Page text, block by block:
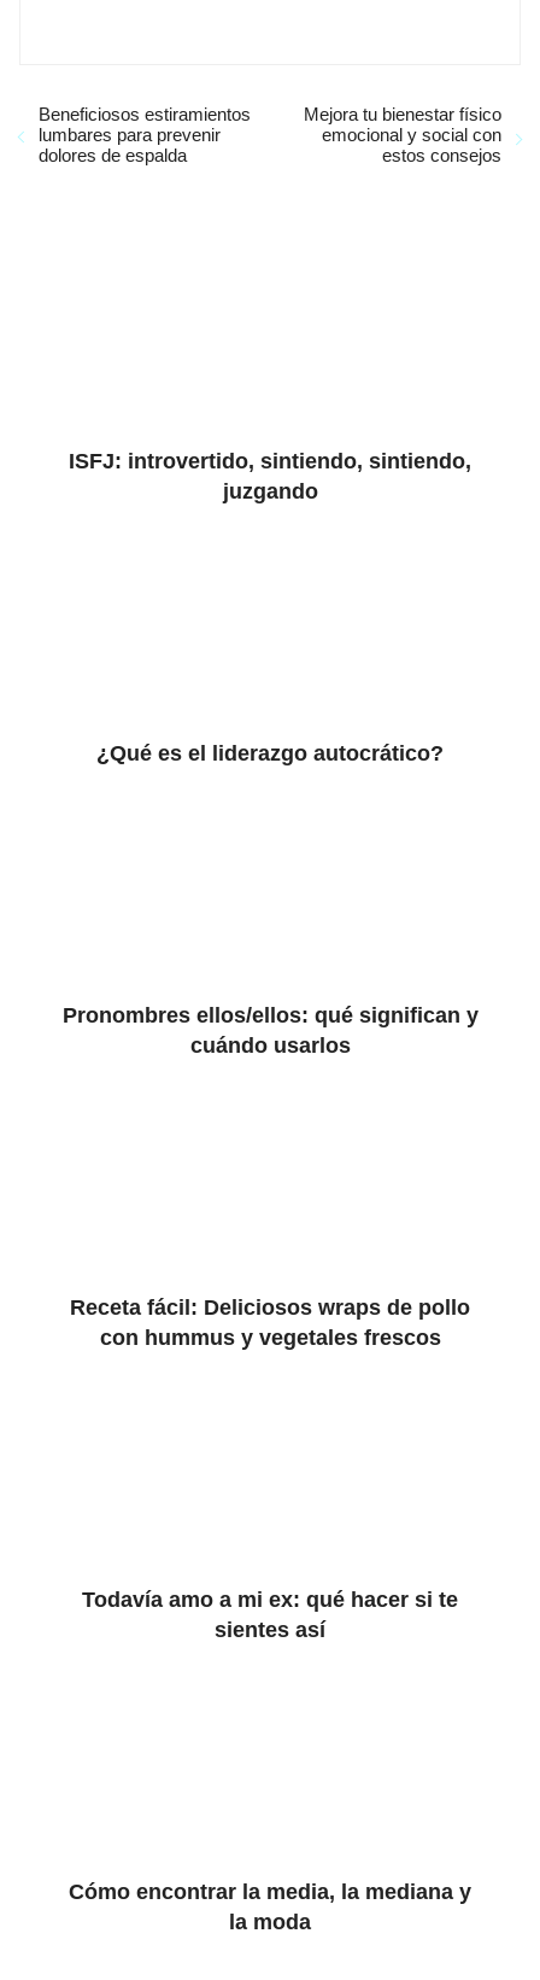
Beneficiosos estiramientos
lumbares para prevenir
dolores de espalda
Mejora tu bienestar físico
emocional y social con
estos consejos
ISFJ: introvertido, sintiendo, sintiendo,
juzgando
¿Qué es el liderazgo autocrático?
Pronombres ellos/ellos: qué significan y
cuándo usarlos
Receta fácil: Deliciosos wraps de pollo
con hummus y vegetales frescos
Todavía amo a mi ex: qué hacer si te
sientes así
Cómo encontrar la media, la mediana y
la moda